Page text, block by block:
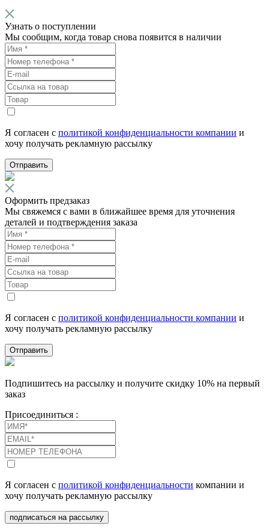
Узнать о поступлении
Мы сообщим, когда товар снова появится в наличии
Я согласен с политикой конфиденциальности компании и
хочу получать рекламную рассылку
Отправить
Оформить предзаказ
Мы свяжемся с вами в ближайшее время для уточнения
деталей и подтверждения заказа
Я согласен с политикой конфиденциальности компании и
хочу получать рекламную рассылку
Отправить
Подпишитесь на рассылку и получите скидку 10% на первый
заказ
Присоединиться :
Я согласен с политикой конфиденциальности компании и
хочу получать рекламную рассылку
подписаться на рассылку